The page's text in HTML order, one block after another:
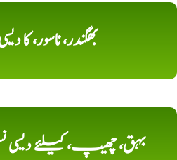
بھگندر، ناسور، کا
بہق، چھیپ، کیلئے